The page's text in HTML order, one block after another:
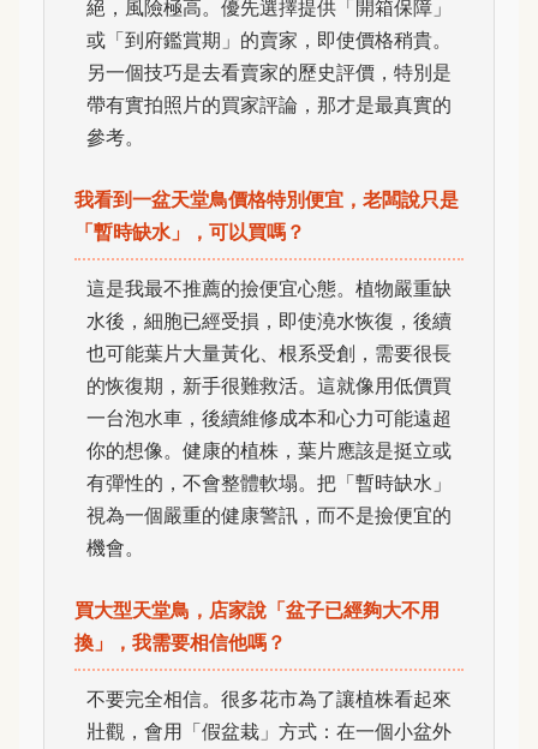
絕，風險極高。優先選擇提供「開箱保障」
或「到府鑑賞期」的賣家，即使價格稍貴。
另一個技巧是去看賣家的歷史評價，特別是
帶有實拍照片的買家評論，那才是最真實的
參考。
我看到一盆天堂鳥價格特別便宜，老闆說只是
「暫時缺水」，可以買嗎？
這是我最不推薦的撿便宜心態。植物嚴重缺
水後，細胞已經受損，即使澆水恢復，後續
也可能葉片大量黃化、根系受創，需要很長
的恢復期，新手很難救活。這就像用低價買
一台泡水車，後續維修成本和心力可能遠超
你的想像。健康的植株，葉片應該是挺立或
有彈性的，不會整體軟塌。把「暫時缺水」
視為一個嚴重的健康警訊，而不是撿便宜的
機會。
買大型天堂鳥，店家說「盆子已經夠大不用
換」，我需要相信他嗎？
不要完全相信。很多花市為了讓植株看起來
壯觀，會用「假盆栽」方式：在一個小盆外